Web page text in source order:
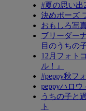
#夏の思い出
決めポーズ
おもしろ写
ブリーダー
目のうちの
12月フォト
ル！』
#peppy秋フ
peppyハロウ
うちの子と
ト